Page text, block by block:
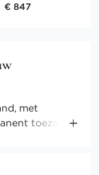
€ 847
met
toezicht